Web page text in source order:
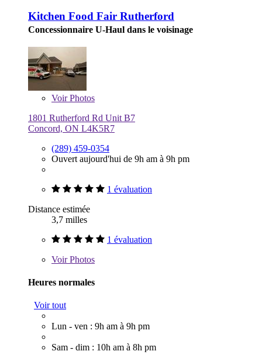
Kitchen Food Fair Rutherford
Concessionnaire U-Haul dans le voisinage
VoirPhotos
1801 Rutherford Rd Unit B7
Concord, ON L4K5R7
(289) 459-0354
Ouvert aujourd'hui de 9h am à 9h pm
1 évaluation
Distance estimée
3,7 milles
1 évaluation
VoirPhotos
Heures normales
Voir tout
Lun - ven : 9h am à 9h pm
Sam - dim : 10h am à 8h pm